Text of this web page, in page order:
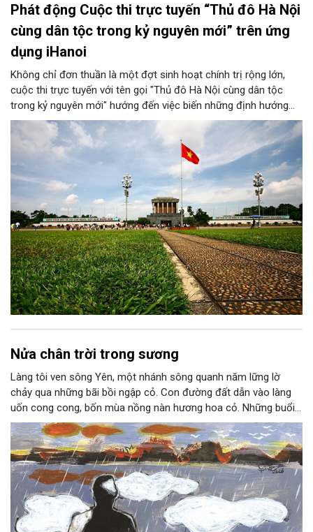
Phát động Cuộc thi trực tuyến “Thủ đô Hà Nội
cùng dân tộc trong kỷ nguyên mới” trên ứng
dụng iHanoi
Không chỉ đơn thuần là một đợt sinh hoạt chính trị rộng lớn,
cuộc thi trực tuyến với tên gọi "Thủ đô Hà Nội cùng dân tộc
trong kỷ nguyên mới" hướng đến việc biến những định hướng
chiến lược trong Nghị quyết số 02-NQ/TW của Bộ Chính trị
thành niềm tin, thành nhận thức chung của mỗi người dân.
Nửa chân trời trong sương
Làng tôi ven sông Yên, một nhánh sông quanh năm lững lờ
chảy qua những bãi bồi ngập cỏ. Con đường đất dẫn vào làng
uốn cong cong, bốn mùa nồng nàn hương hoa cỏ. Những buổi
hoàng hôn, khi nắng đã dịu xuống phía cuối sông, đám hoa tím
lại thẫm màu như có ai vừa rắc lên một lớp khói.